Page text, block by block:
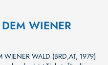
WIENER
WALD (BRD,AT, 1979)